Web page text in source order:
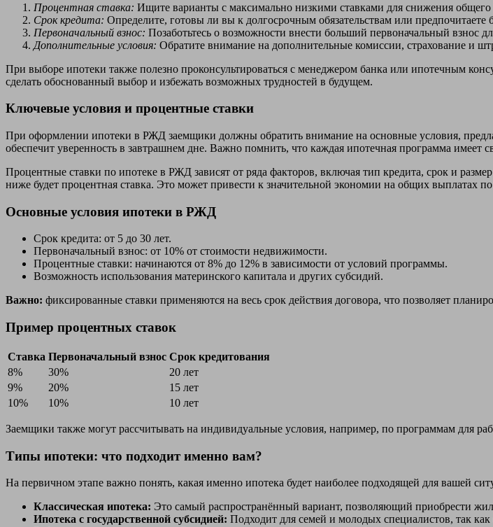
Процентная ставка: Ищите варианты с максимально низкими ставками для снижения общего
Срок кредита: Определите, готовы ли вы к долгосрочным обязательствам или предпочитаете
Первоначальный взнос: Позаботьтесь о возможности внести больший первоначальный взнос
Дополнительные условия: Обратите внимание на дополнительные комиссии, страхование и
При выборе ипотеки также полезно проконсультироваться с менеджером банка или ипотечным
сделать обоснованный выбор и избежать возможных трудностей в будущем.
Ключевые условия и процентные ставки
При оформлении ипотеки в РЖД заемщики должны обратить внимание на основные условия,
обеспечит уверенность в завтрашнем дне. Важно помнить, что каждая ипотечная программа имеет
Процентные ставки по ипотеке в РЖД зависят от ряда факторов, включая тип кредита, срок и
ниже будет процентная ставка. Это может привести к значительной экономии на общих выплатах по
Основные условия ипотеки в РЖД
Срок кредита: от 5 до 30 лет.
Первоначальный взнос: от 10% от стоимости недвижимости.
Процентные ставки: начинаются от 8% до 12% в зависимости от условий программы.
Возможность использования материнского капитала и других субсидий.
Важно: фиксированные ставки применяются на весь срок действия договора, что позволяет
Пример процентных ставок
Ставка Первоначальный взнос Срок кредитования
8%
30%
20 лет
9%
20%
15 лет
10%
10% 10 лет
Заемщики также могут рассчитывать на индивидуальные условия, например, по программам для
Типы ипотеки: что подходит именно вам?
На первичном этапе важно понять, какая именно ипотека будет наиболее подходящей для вашей
Классическая ипотека: Это самый распространённый вариант, позволяющий приобрести
Ипотека с государственной субсидией: Подходит для семей и молодых специалистов, так